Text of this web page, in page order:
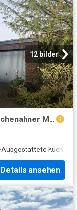
12 bilder
Modernes Einfamilienhaus am Zwischenahner Meer
·Ausgestattete Küche
Details ansehen